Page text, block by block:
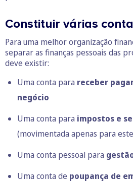
Constituir várias
Para uma melhor organização
separar as finanças pessoais das
deve existir:
Uma conta para receber
negócio
Uma conta para impostos e
(movimentada apenas para
Uma conta pessoal para
Uma conta de poupança de